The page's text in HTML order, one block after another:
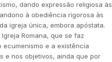
dando expressão religiosa às
à obediência rigorosa às
igreja única, embora apóstata.
Romana, que se faz
ecumenismo e a existência
e nos objetivos, ainda que por